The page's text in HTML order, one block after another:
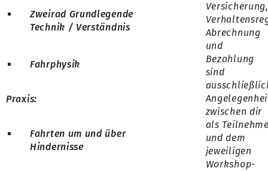
Zweirad Grundlegende
Technik / Verständnis
Fahrphysik
Praxis:
Fahrten um und über
Hindernisse
Versicherung,
Abrechnung
und
Bezahlung
sind
zwischen dir
als
und dem
jeweiligen
Workshop-